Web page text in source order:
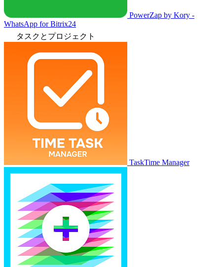
PowerZap by Kory -
WhatsApp for Bitrix24
タスクとプロジェクト
TaskTime Manager